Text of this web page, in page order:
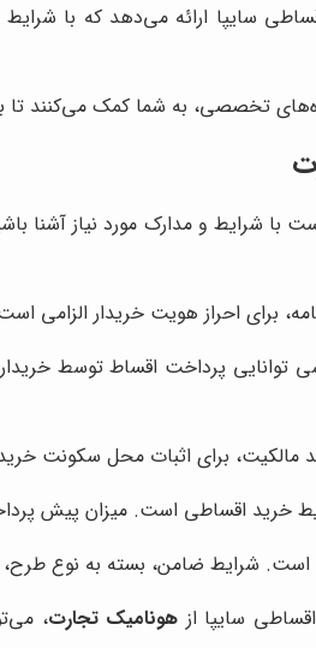
سایپا ارائه می‌دهد که با
تخصصی، به شما کمک می‌کنند تا
با شرایط و مدارک مورد نیاز آشنا
برای احراز هویت خریدار الزامی
توانایی پرداخت اقساط توسط
مالکیت، برای اثبات محل سکونت
خرید اقساطی است. میزان پیش
است. شرایط ضامن، بسته به نوع
سایپا از هونامیک تجارت،